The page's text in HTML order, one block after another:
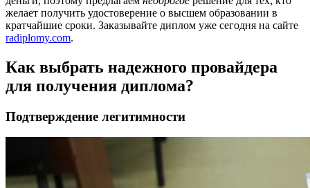
желает получить удостоверение о высшем образовании в
кратчайшие сроки. Заказывайте диплом уже сегодня на сайте
radiplomy.com.
Как выбрать надежного провайдера
для получения диплома?
Подтверждение легитимности